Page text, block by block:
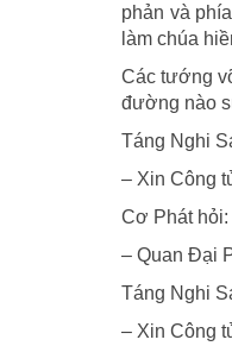
phản và
làm chúa
Các tướng
đường nào
Táng Nghi
– Xin Công
Cơ Phát hỏi:
– Quan Ðại
Táng Nghi
– Xin Công